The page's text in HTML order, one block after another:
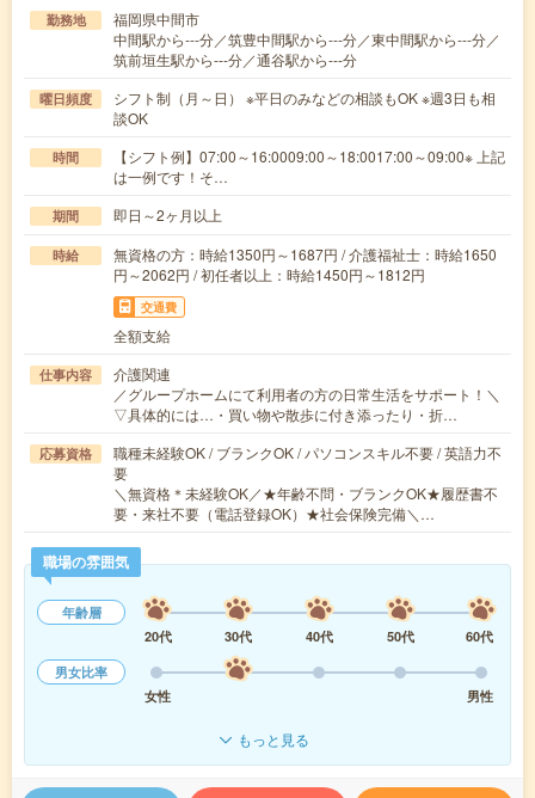
勤務地
福岡県中間市
中間駅から---分／筑豊中間駅から---分／東中間駅から---分／
筑前垣生駅から---分／通谷駅から---分
曜日頻度
シフト制（月～日） ※平日のみなどの相談もOK ※週3日も相
談OK
時間
【シフト例】07:00～16:0009:00～18:0017:00～09:00※ 上記
は一例です！そ…
期間 即日～2ヶ月以上
時給
無資格の方：時給1350円～1687円 / 介護福祉士：時給1650
円～2062円 / 初任者以上：時給1450円～1812円
交通費
全額支給
仕事内容
介護関連
／グループホームにて利用者の方の日常生活をサポート！＼
▽具体的には…・買い物や散歩に付き添ったり・折…
応募資格
職種未経験OK / ブランクOK / パソコンスキル不要 / 英語力不
要
＼無資格＊未経験OK／★年齢不問・ブランクOK★履歴書不
要・来社不要（電話登録OK）★社会保険完備＼…
職場の雰囲気
年齢層
20代
30代 40代 50代
60代
男女比率
女性
男性
もっと見る